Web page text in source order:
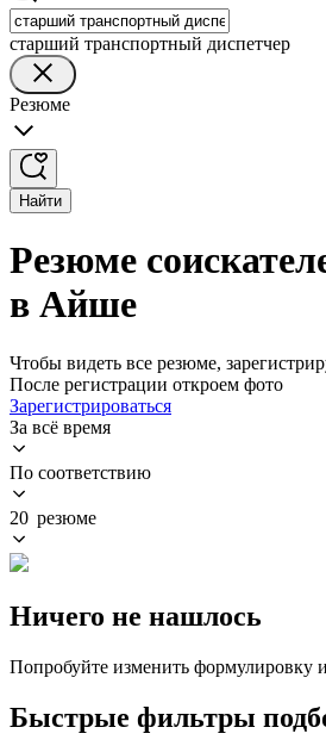
старший транспортный диспетчер
Резюме
Найти
Резюме
в Айше
Чтобы видеть все резюме,
После регистрации откроем фото
Зарегистрироваться
За всё время
По соответствию
20 резюме
Ничего не нашлось
Попробуйте изменить формулировку
Быстрые фильтры